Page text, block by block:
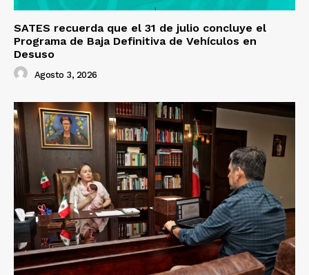
SATES recuerda que el 31 de julio concluye el
Programa de Baja Definitiva de Vehículos en
Desuso
Agosto 3, 2026